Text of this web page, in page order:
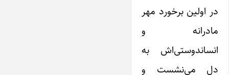
در اولین برخورد مهر
مادرانه و
انساندوستی‌اش به
دل می‌نشست و